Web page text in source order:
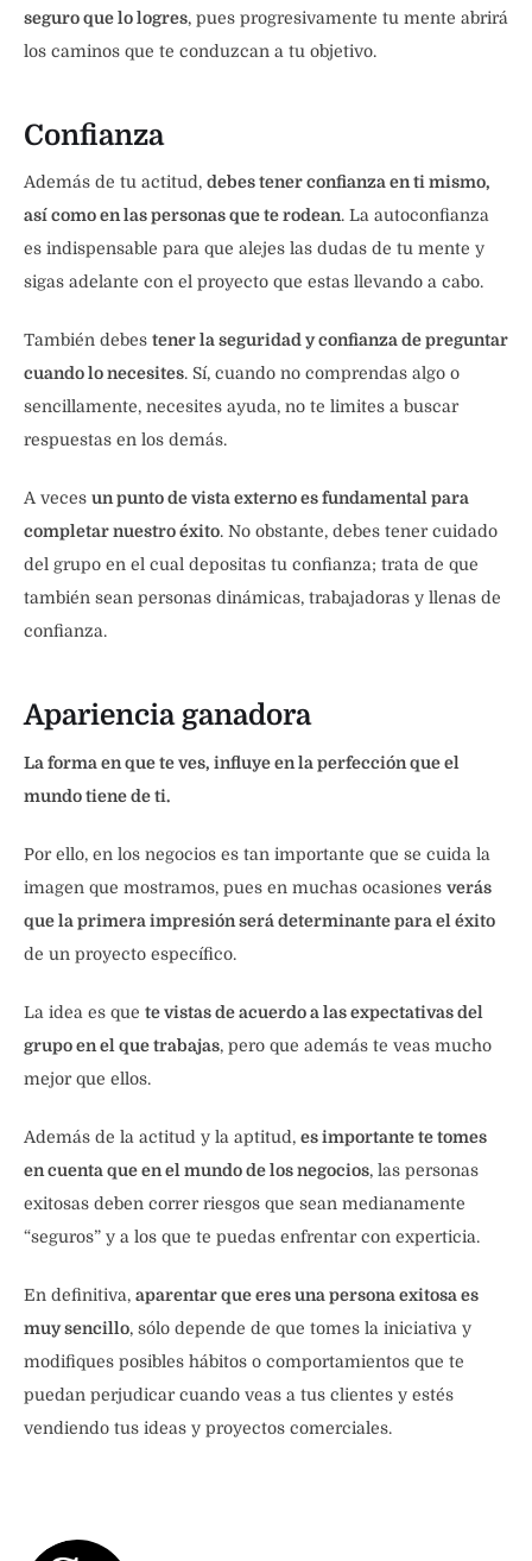
seguro que lo logres, pues progresivamente tu mente abrirá
los caminos que te conduzcan a tu objetivo.
Confianza
Además de tu actitud, debes tener confianza en ti mismo,
así como en las personas que te rodean. La autoconfianza
es indispensable para que alejes las dudas de tu mente y
sigas adelante con el proyecto que estas llevando a cabo.
También debes tener la seguridad y confianza de preguntar
cuando lo necesites. Sí, cuando no comprendas algo o
sencillamente, necesites ayuda, no te limites a buscar
respuestas en los demás.
A veces un punto de vista externo es fundamental para
completar nuestro éxito. No obstante, debes tener cuidado
del grupo en el cual depositas tu confianza; trata de que
también sean personas dinámicas, trabajadoras y llenas de
confianza.
Apariencia ganadora
La forma en que te ves, influye en la perfección que el
mundo tiene de ti.
Por ello, en los negocios es tan importante que se cuida la
imagen que mostramos, pues en muchas ocasiones verás
que la primera impresión será determinante para el éxito
de un proyecto específico.
La idea es que te vistas de acuerdo a las expectativas del
grupo en el que trabajas, pero que además te veas mucho
mejor que ellos.
Además de la actitud y la aptitud, es importante te tomes
en cuenta que en el mundo de los negocios, las personas
exitosas deben correr riesgos que sean medianamente
“seguros” y a los que te puedas enfrentar con experticia.
En definitiva, aparentar que eres una persona exitosa es
muy sencillo, sólo depende de que tomes la iniciativa y
modifiques posibles hábitos o comportamientos que te
puedan perjudicar cuando veas a tus clientes y estés
vendiendo tus ideas y proyectos comerciales.